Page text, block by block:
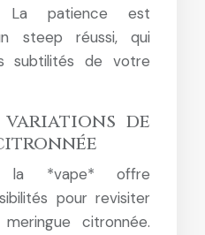
La patience est
steep réussi, qui
subtilités de votre
de
*vape* offre
pour revisiter
citronnée.